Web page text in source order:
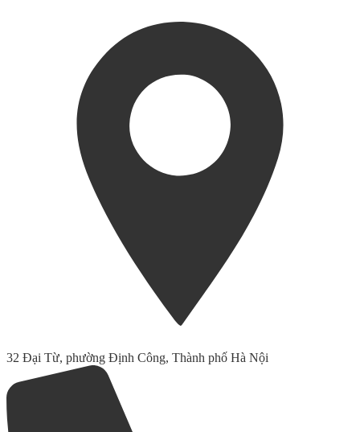
32 Đại Từ, phường Định Công, Thành phố Hà Nội